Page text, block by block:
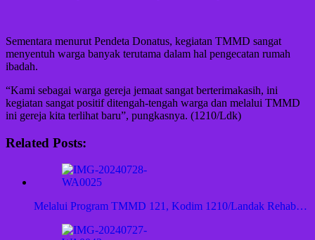
Sementara menurut Pendeta Donatus, kegiatan TMMD sangat
menyentuh warga banyak terutama dalam hal pengecatan rumah
ibadah.
“Kami sebagai warga gereja jemaat sangat berterimakasih, ini
kegiatan sangat positif ditengah-tengah warga dan melalui TMMD
ini gereja kita terlihat baru”, pungkasnya. (1210/Ldk)
Related Posts:
Melalui Program TMMD 121, Kodim 1210/Landak Rehab…